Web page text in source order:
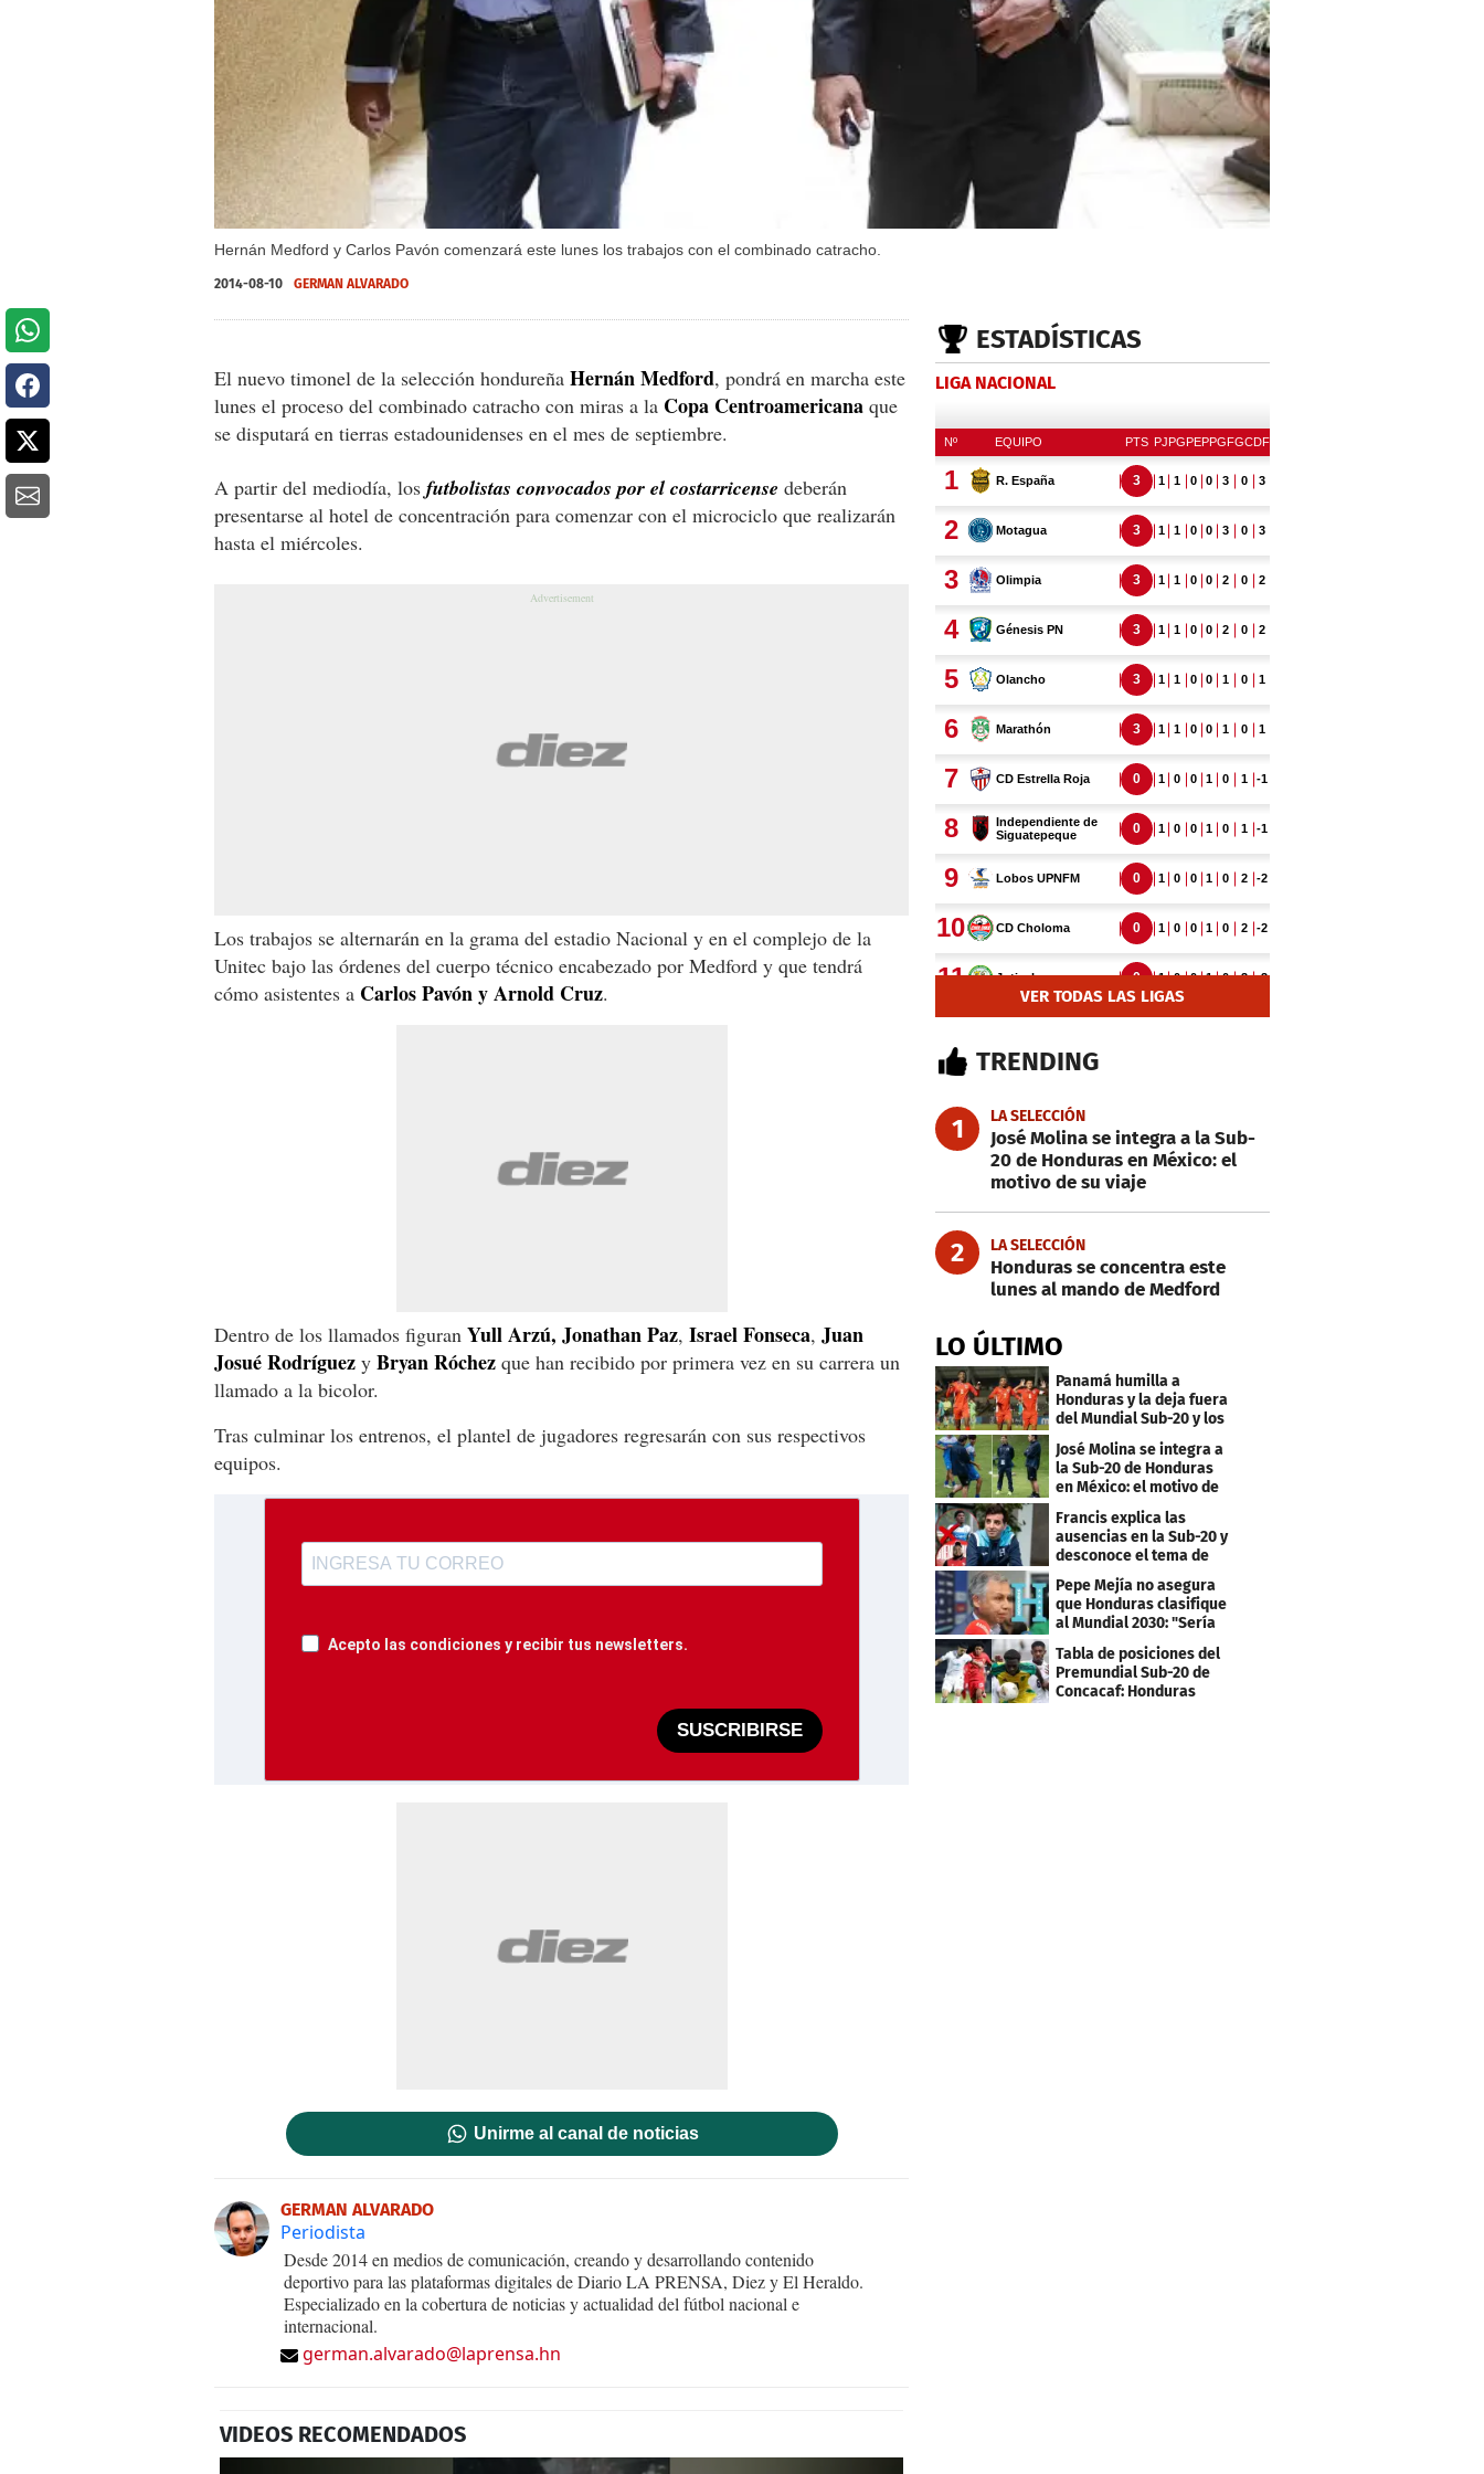
Hernán Medford y Carlos Pavón comenzará este lunes los trabajos con el combinado catracho.
2014-08-10 GERMAN ALVARADO
El nuevo timonel de la selección hondureña Hernán Medford, pondrá en marcha este
lunes el proceso del combinado catracho con miras a la Copa Centroamericana que
se disputará en tierras estadounidenses en el mes de septiembre.
A partir del mediodía, los futbolistas convocados por el costarricense deberán
presentarse al hotel de concentración para comenzar con el microciclo que realizarán
hasta el miércoles.
Los trabajos se alternarán en la grama del estadio Nacional y en el complejo de la
Unitec bajo las órdenes del cuerpo técnico encabezado por Medford y que tendrá
cómo asistentes a Carlos Pavón y Arnold Cruz.
Dentro de los llamados figuran Yull Arzú, Jonathan Paz, Israel Fonseca, Juan
Josué Rodríguez y Bryan Róchez que han recibido por primera vez en su carrera un
llamado a la bicolor.
Tras culminar los entrenos, el plantel de jugadores regresarán con sus respectivos
equipos.
Acepto las condiciones y recibir tus newsletters.
SUSCRIBIRSE
Unirme al canal de noticias
GERMAN ALVARADO
Periodista
Desde 2014 en medios de comunicación, creando y desarrollando contenido
deportivo para las plataformas digitales de Diario LA PRENSA, Diez y El Heraldo.
Especializado en la cobertura de noticias y actualidad del fútbol nacional e
internacional.
german.alvarado@laprensa.hn
VIDEOS RECOMENDADOS
ESTADÍSTICAS
LIGA NACIONAL
VER TODAS LAS LIGAS
TRENDING
1 LA SELECCIÓN
José Molina se integra a la Sub-
20 de Honduras en México: el
motivo de su viaje
2 LA SELECCIÓN
Honduras se concentra este
lunes al mando de Medford
LO ÚLTIMO
Panamá humilla a
Honduras y la deja fuera
del Mundial Sub-20 y los
Juegos Olímpicos
José Molina se integra a
la Sub-20 de Honduras
en México: el motivo de
su viaje
Francis explica las
ausencias en la Sub-20 y
desconoce el tema de
los tiktokers
Pepe Mejía no asegura
que Honduras clasifique
al Mundial 2030: "Sería
mentir"
Tabla de posiciones del
Premundial Sub-20 de
Concacaf: Honduras